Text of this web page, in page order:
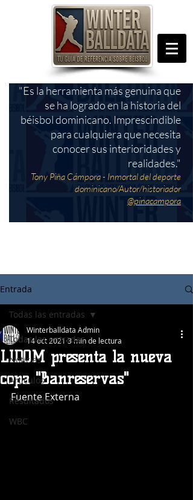
"Es la herramienta más genuina que
se ha logrado en la historia del
béisbol dominicano. Imprescindible
para cualquiera que necesita
conocer sus interioridades y
realidades."
Tony Piña Cámpora - Inmortal del deporte
dominicano/Autor/historiador
@pinacampora
Entrada
Todas las entradas
Noticias
Articulos
Resultados
WBC
Todas las entradas
LIDOM presenta la nueva
copa "Banreservas"
Winterballdata Admin
14 oct 2021 3 min de lectura
Fuente Externa